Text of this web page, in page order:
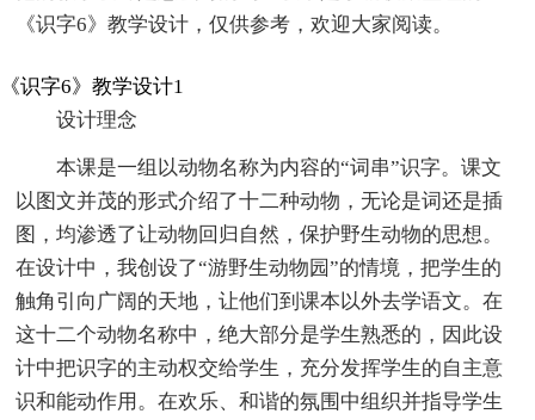
《识字6》教学设计，仅供参考，欢迎大家阅读。
《识字6》教学设计1
设计理念
本课是一组以动物名称为内容的“词串”识字。课文
以图文并茂的形式介绍了十二种动物，无论是词还是插
图，均渗透了让动物回归自然，保护野生动物的思想。
在设计中，我创设了“游野生动物园”的情境，把学生的
触角引向广阔的天地，让他们到课本以外去学语文。在
这十二个动物名称中，绝大部分是学生熟悉的，因此设
计中把识字的主动权交给学生，充分发挥学生的自主意
识和能动作用。在欢乐、和谐的氛围中组织并指导学生